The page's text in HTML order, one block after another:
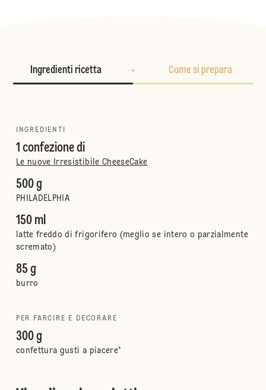
Ingredienti ricetta Come si prepara
INGREDIENTI
1 confezione di
Le nuove Irresistibile CheeseCake
500 g
PHILADELPHIA
150 ml
latte freddo di frigorifero (meglio se intero o parzialmente
scremato)
85 g
burro
PER FARCIRE E DECORARE
300 g
confettura gusti a piacere*